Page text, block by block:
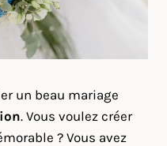
un beau mariage
. Vous voulez créer
? Vous avez